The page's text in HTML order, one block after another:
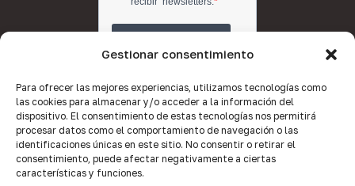
Gestionar consentimiento
Para ofrecer las mejores experiencias, utilizamos tecnologías como
las cookies para almacenar y/o acceder a la información del
dispositivo. El consentimiento de estas tecnologías nos permitirá
procesar datos como el comportamiento de navegación o las
identificaciones únicas en este sitio. No consentir o retirar el
consentimiento, puede afectar negativamente a ciertas
características y funciones.